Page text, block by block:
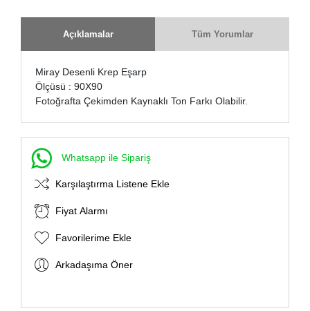
Açıklamalar Tüm Yorumlar
Miray Desenli Krep Eşarp
Ölçüsü : 90X90
Fotoğrafta Çekimden Kaynaklı Ton Farkı Olabilir.
Whatsapp ile Sipariş
Karşılaştırma Listene Ekle
Fiyat Alarmı
Favorilerime Ekle
Arkadaşıma Öner